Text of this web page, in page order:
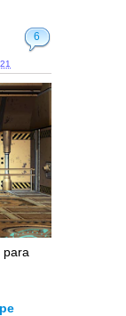
6
para